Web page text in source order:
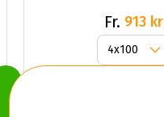
Fr. 913 kr